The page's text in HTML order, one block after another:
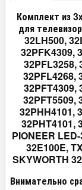
Комплект из
для
32LH500,
32PFK4309,
32PFL3258,
32PFL4268,
32PFT4309,
32PFT5509,
32PHH4101,
32PHT4101,
PIONEER
32E100E,
SKYWORTH
Внимательно